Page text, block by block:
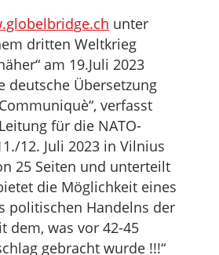
unter
dritten Weltkrieg
am 19.Juli 2023
deutsche Übersetzung
verfasst
für die NATO-
12. Juli 2023 in Vilnius
25 Seiten und unterteilt
die Möglichkeit eines
politischen Handelns der
dem, was vor 42-45
gebracht wurde !!!“